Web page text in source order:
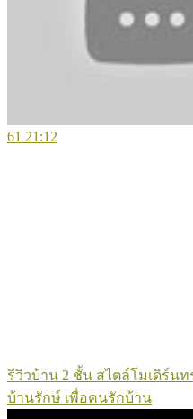
61 21:12
รีวิวบ้าน 2 ชั้น สไตล์โมเดิร์นท
บ้านรักษ์ เพื่อคนรักบ้าน